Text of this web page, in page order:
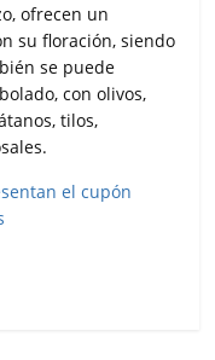
ofrecen un
su floración, siendo
se puede
con olivos,
tilos,